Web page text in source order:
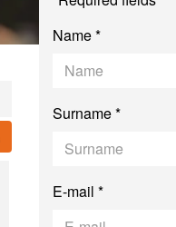
Name *
Surname *
E-mail *